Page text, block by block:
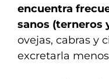
encuentra
sanos (terneros
ovejas, cabras y
excretarla